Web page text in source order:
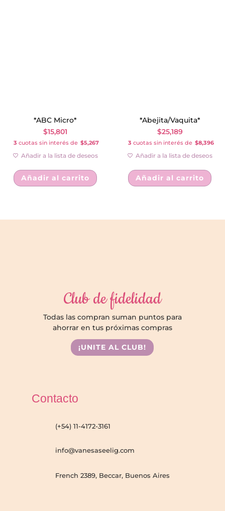
*ABC Micro*
$15,801
3 cuotas sin interés de $5,267
Añadir a la lista de deseos
Añadir al carrito
*Abejita/Vaquita*
$25,189
3 cuotas sin interés de $8,396
Añadir a la lista de deseos
Añadir al carrito
Club de fidelidad
Todas las compran suman puntos para
ahorrar en tus próximas compras
¡UNITE AL CLUB!
Contacto
(+54) 11-4172-3161
info@vanesaseelig.com
French 2389, Beccar, Buenos Aires